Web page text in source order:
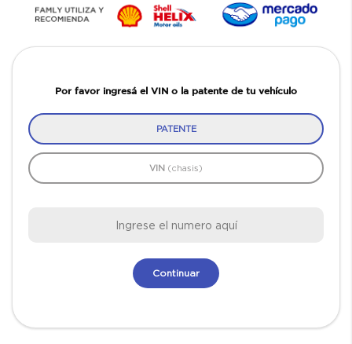
Por favor ingresá el VIN o la patente de tu vehículo
PATENTE
VIN (chasis)